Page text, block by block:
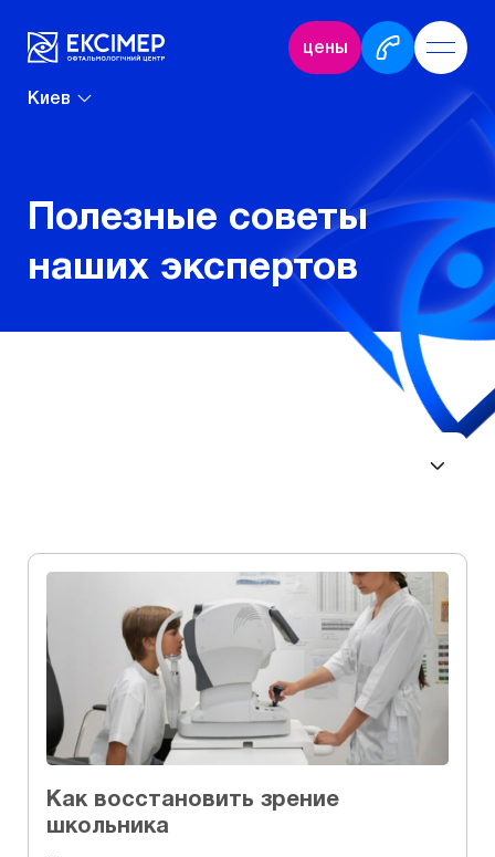
цены
Киев
Полезные советы
наших экспертов
Как восстановить зрение
школьника